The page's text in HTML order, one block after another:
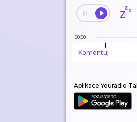
00:00
Komentuj
Aplikace Youradio